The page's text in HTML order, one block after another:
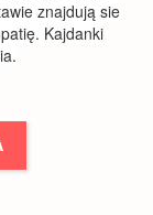
znajdują sie
Kajdanki